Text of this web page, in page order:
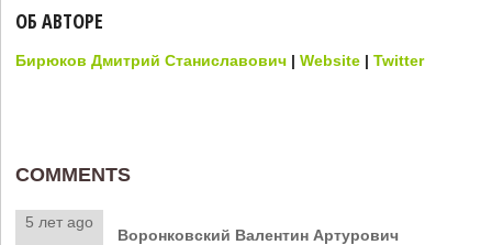
ОБ АВТОРЕ
Бирюков Дмитрий Станиславович |Website |Twitter
COMMENTS
5 лет ago
Воронковский Валентин Артурович